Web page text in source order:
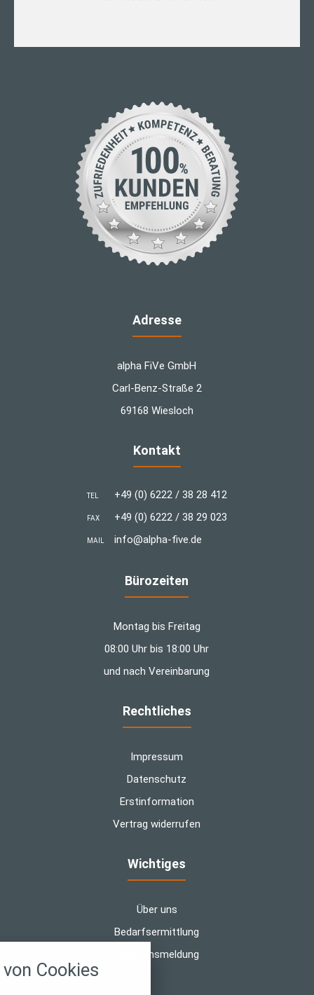
Adresse
alpha FiVe GmbH
Carl-Benz-Straße 2
69168 Wiesloch
Kontakt
TEL +49 (0) 6222 / 38 28 412
FAX +49 (0) 6222 / 38 29 023
MAIL info@alpha-five.de
Bürozeiten
Montag bis Freitag
08:00 Uhr bis 18:00 Uhr
und nach Vereinbarung
Rechtliches
Impressum
Datenschutz
Erstinformation
Vertrag widerrufen
Wichtiges
Über uns
Bedarfsermittlung
Schadensmeldung
Cookies
alle verwendeten Cookies und